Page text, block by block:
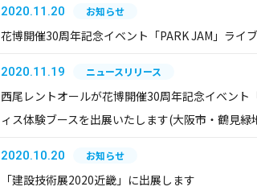
2020.11.20 お知らせ
花博開催30周年記念イベント「PARK JAM」ライ
2020.11.19 ニュースリリース
西尾レントオールが花博開催30周年記念イベント
ィス体験ブースを出展いたします(大阪市・鶴見緑
2020.10.20 お知らせ
「建設技術展2020近畿」に出展します